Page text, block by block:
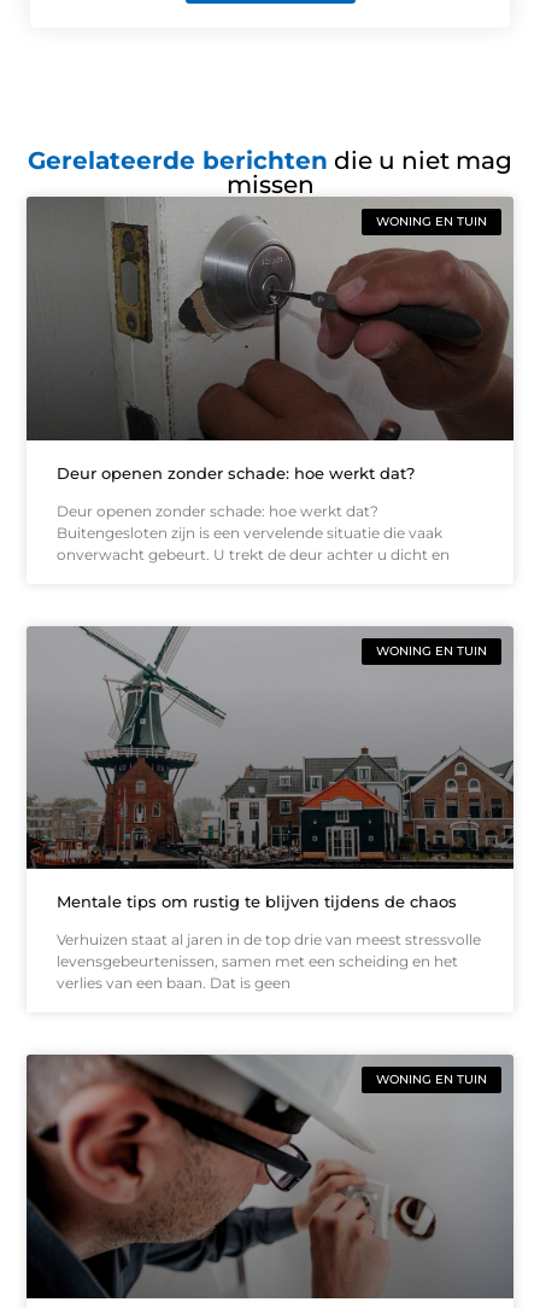
Gerelateerde berichten die u niet mag
missen
WONING EN TUIN
Deur openen zonder schade: hoe werkt dat?
Deur openen zonder schade: hoe werkt dat?
Buitengesloten zijn is een vervelende situatie die vaak
onverwacht gebeurt. U trekt de deur achter u dicht en
WONING EN TUIN
Mentale tips om rustig te blijven tijdens de chaos
Verhuizen staat al jaren in de top drie van meest stressvolle
levensgebeurtenissen, samen met een scheiding en het
verlies van een baan. Dat is geen
WONING EN TUIN